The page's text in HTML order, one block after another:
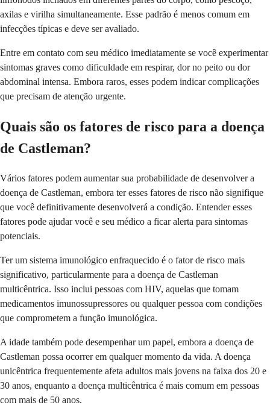
axilas e virilha simultaneamente. Esse padrão é menos comum em
infecções típicas e deve ser avaliado.
Entre em contato com seu médico imediatamente se você experimentar
sintomas graves como dificuldade em respirar, dor no peito ou dor
abdominal intensa. Embora raros, esses podem indicar complicações
que precisam de atenção urgente.
Quais são os fatores de risco para a doença
de Castleman?
Vários fatores podem aumentar sua probabilidade de desenvolver a
doença de Castleman, embora ter esses fatores de risco não signifique
que você definitivamente desenvolverá a condição. Entender esses
fatores pode ajudar você e seu médico a ficar alerta para sintomas
potenciais.
Ter um sistema imunológico enfraquecido é o fator de risco mais
significativo, particularmente para a doença de Castleman
multicêntrica. Isso inclui pessoas com HIV, aquelas que tomam
medicamentos imunossupressores ou qualquer pessoa com condições
que comprometem a função imunológica.
A idade também pode desempenhar um papel, embora a doença de
Castleman possa ocorrer em qualquer momento da vida. A doença
unicêntrica frequentemente afeta adultos mais jovens na faixa dos 20 e
30 anos, enquanto a doença multicêntrica é mais comum em pessoas
com mais de 50 anos.